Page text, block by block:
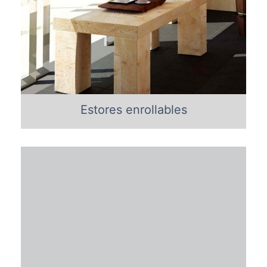
Estores enrollables